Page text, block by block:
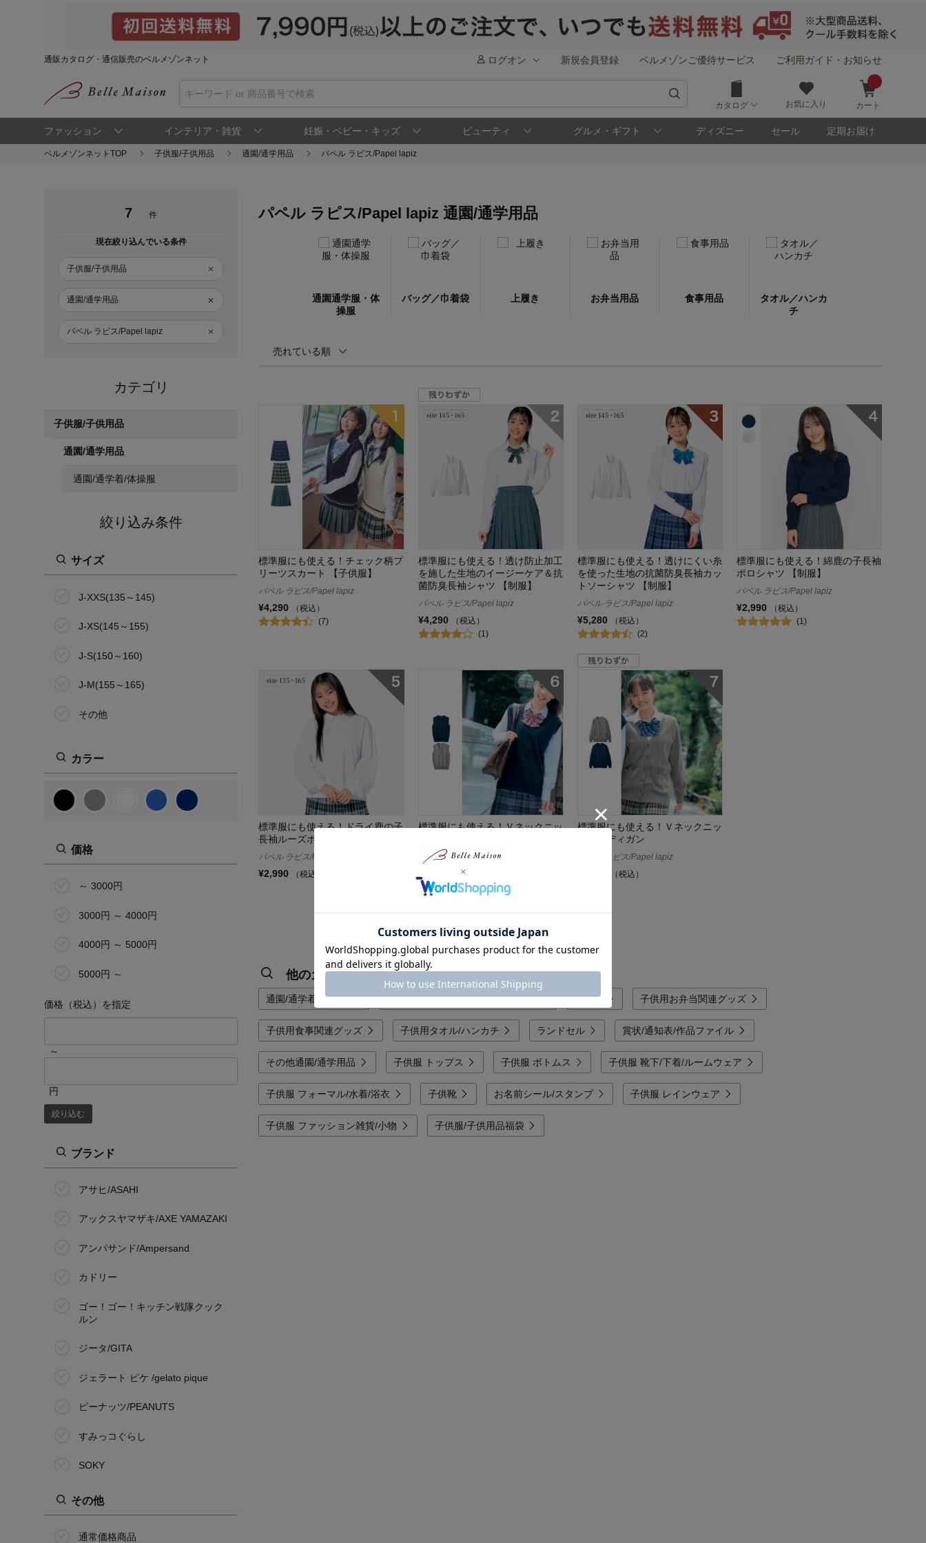
通販カタログ・通信販売のベルメゾンネット ログオン 新規会員登録 ベルメゾンご優待サービス ご利用ガイド・お知らせ
カタログ お気に入り カート
ファッション インテリア・雑貨 妊娠・ベビー・キッズ ビューティ グルメ・ギフト ディズニー セール 定期お届け
ベルメゾンネットTOP 子供服/子供用品 通園/通学用品 パペル ラピス/Papel lapiz
7 件
現在絞り込んでいる条件
子供服/子供用品
通園/通学用品
パペル ラピス/Papel lapiz
カテゴリ
子供服/子供用品
通園/通学用品
通園/通学着/体操服
絞り込み条件
サイズ
J-XXS(135～145)
J-XS(145～155)
J-S(150～160)
J-M(155～165)
その他
カラー
価格
～ 3000円
3000円 ～ 4000円
4000円 ～ 5000円
5000円 ～
価格（税込）を指定
～
円
絞り込む
ブランド
アサヒ/ASAHI
アックスヤマザキ/AXE YAMAZAKI
アンパサンド/Ampersand
カドリー
ゴー！ゴー！キッチン戦隊クック
ルン
ジータ/GITA
ジェラート ピケ /gelato pique
ピーナッツ/PEANUTS
すみっコぐらし
SOKY
ソルビィ/Solby
その他
通常価格商品
パペル ラピス/Papel lapiz 通園/通学用品
通園通学服・体
操服
バッグ／巾着袋 上履き お弁当用品 食事用品
タオル／ハンカ
チ
売れている順
標準服にも使える！チェック柄プ
リーツスカート 【子供服】
パペル ラピス/Papel lapiz
¥4,290
（税込）
(7)
標準服にも使える！透け防止加工
を施した生地のイージーケア＆抗
菌防臭長袖シャツ 【制服】
パペル ラピス/Papel lapiz
¥4,290
（税込）
(1)
標準服にも使える！透けにくい糸
を使った生地の抗菌防臭長袖カッ
トソーシャツ 【制服】
パペル ラピス/Papel lapiz
¥5,280
（税込）
(2)
標準服にも使える！綿鹿の子長袖
ポロシャツ 【制服】
パペル ラピス/Papel lapiz
¥2,990
（税込）
(1)
標準服にも使える！ドライ鹿の子
長袖ルーズポロシャツ 【制服】
パペル ラピス/Papel lapiz
¥2,990 （税込）
標準服にも使える！Ｖネックニッ
パペル ラピス/Papel lapiz
（税込）
(1)
標準服にも使える！Ｖネックニッ
トカーディガン
パペル ラピス/Papel lapiz
（税込）
他のカテゴリから探す
通園/通学着/体操服 通園バッグ/レッスンバッグ/巾着袋 上履き 子供用お弁当関連グッズ
子供用食事関連グッズ 子供用タオル/ハンカチ ランドセル 賞状/通知表/作品ファイル
その他通園/通学用品 子供服 トップス 子供服 ボトムス 子供服 靴下/下着/ルームウェア
子供服 フォーマル/水着/浴衣 子供靴 お名前シール/スタンプ 子供服 レインウェア
子供服 ファッション雑貨/小物 子供服/子供用品福袋